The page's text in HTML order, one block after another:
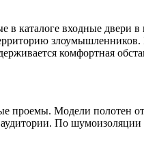
в каталоге входные двери
комфортная
проемы. Модели полотен
По